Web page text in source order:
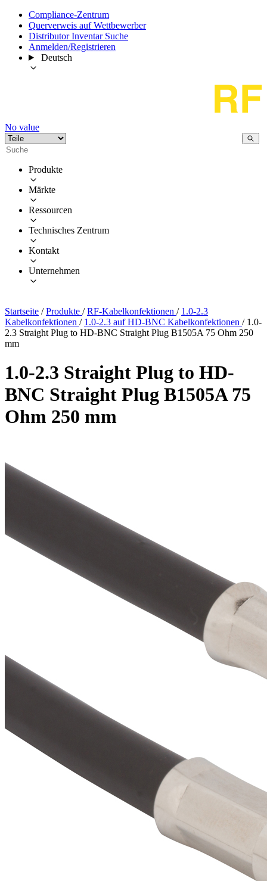
Compliance-Zentrum
Querverweis auf Wettbewerber
Distributor Inventar Suche
Anmelden/Registrieren
Deutsch
No value
Produkte
Märkte
Ressourcen
Technisches Zentrum
Kontakt
Unternehmen
Startseite / Produkte / RF-Kabelkonfektionen / 1.0-2.3
Kabelkonfektionen / 1.0-2.3 auf HD-BNC Kabelkonfektionen / 1.0-
2.3 Straight Plug to HD-BNC Straight Plug B1505A 75 Ohm 250
mm
1.0-2.3 Straight Plug to HD-
BNC Straight Plug B1505A 75
Ohm 250 mm